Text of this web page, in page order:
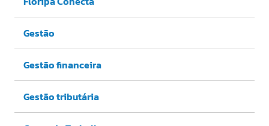
Gestão
Gestão financeira
Gestão tributária